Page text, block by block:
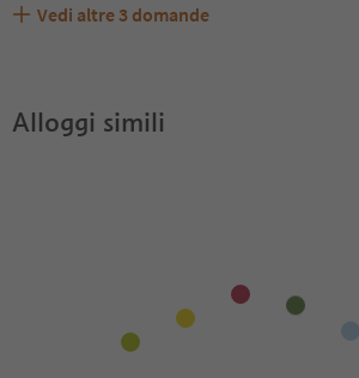
Agriturismo Wiedmairhof accetta animali
Quali servizi/attività sono disponibili
Gli ospiti di Agriturismo Wiedmairhof
Vedi altre 3 domande
Alloggi simili